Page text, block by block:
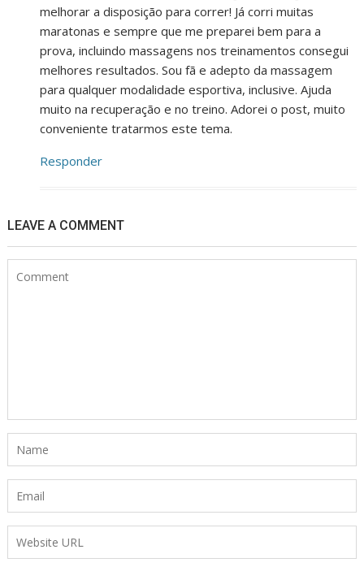
melhorar a disposição para correr! Já corri muitas
maratonas e sempre que me preparei bem para a
prova, incluindo massagens nos treinamentos consegui
melhores resultados. Sou fã e adepto da massagem
para qualquer modalidade esportiva, inclusive. Ajuda
muito na recuperação e no treino. Adorei o post, muito
conveniente tratarmos este tema.
Responder
LEAVE A COMMENT